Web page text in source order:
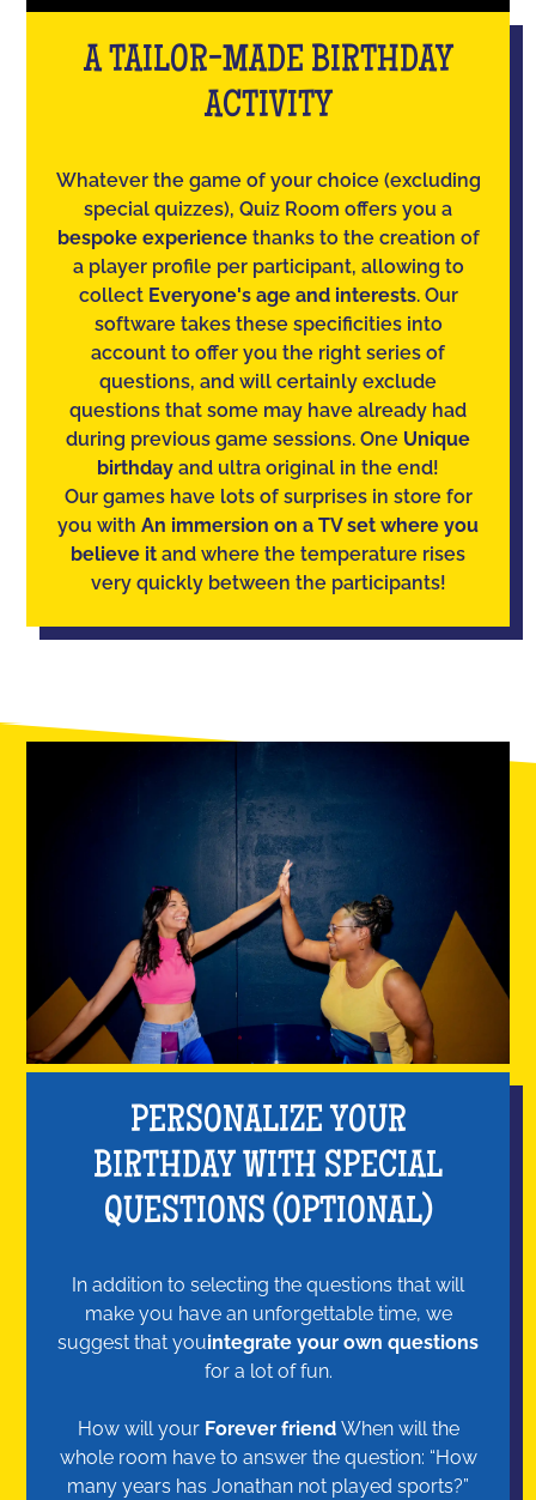
A TAILOR-MADE BIRTHDAY
ACTIVITY
Whatever the game of your choice (excluding
special quizzes), Quiz Room offers you a
bespoke experience thanks to the creation of
a player profile per participant, allowing to
collect Everyone's age and interests. Our
software takes these specificities into
account to offer you the right series of
questions, and will certainly exclude
questions that some may have already had
during previous game sessions. One Unique
birthday and ultra original in the end!
Our games have lots of surprises in store for
you with An immersion on a TV set where you
believe it and where the temperature rises
very quickly between the participants!
PERSONALIZE YOUR
BIRTHDAY WITH SPECIAL
QUESTIONS (OPTIONAL)
In addition to selecting the questions that will
make you have an unforgettable time, we
suggest that youintegrate your own questions
for a lot of fun.
How will your Forever friend When will the
whole room have to answer the question: “How
many years has Jonathan not played sports?”